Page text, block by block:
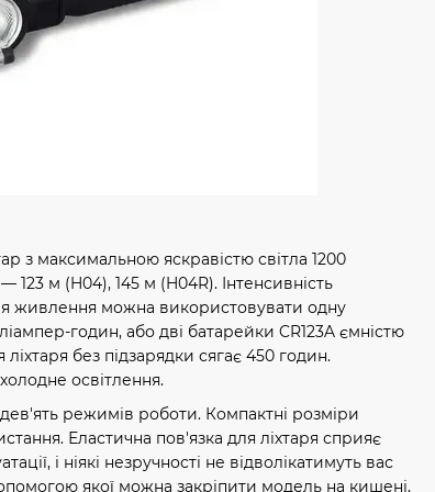
з максимальною яскравістю світла 1200
м (H04), 145 м (H04R). Інтенсивність
живлення можна використовувати одну
годин, або дві батарейки CR123A ємністю
без підзарядки сягає 450 годин.
освітлення.
режимів роботи. Компактні розміри
Еластична пов'язка для ліхтаря сприяє
і ніякі незручності не відволікатимуть вас
якої можна закріпити модель на кишені,